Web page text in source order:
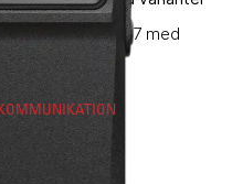
serien R7 med